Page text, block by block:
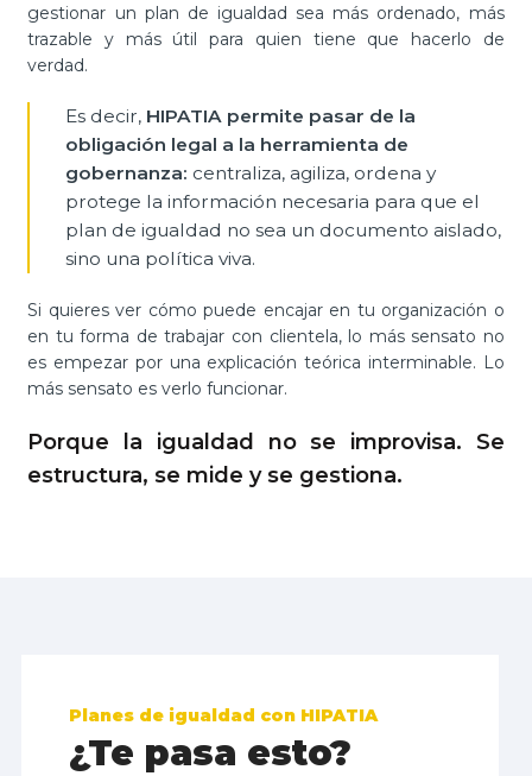
gestionar un plan de igualdad sea más ordenado, más
trazable y más útil para quien tiene que hacerlo de
verdad.
Es decir, HIPATIA permite pasar de la
obligación legal a la herramienta de
gobernanza: centraliza, agiliza, ordena y
protege la información necesaria para que el
plan de igualdad no sea un documento aislado,
sino una política viva.
Si quieres ver cómo puede encajar en tu organización o
en tu forma de trabajar con clientela, lo más sensato no
es empezar por una explicación teórica interminable. Lo
más sensato es verlo funcionar.
Porque la igualdad no se improvisa. Se
estructura, se mide y se gestiona.
Planes de igualdad con HIPATIA
¿Te pasa esto?